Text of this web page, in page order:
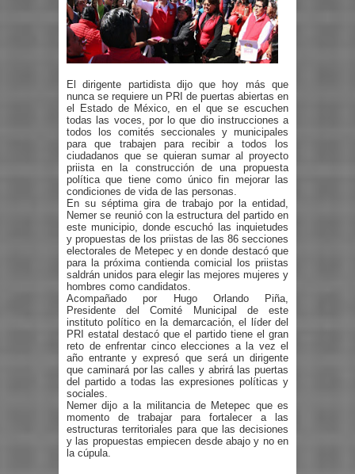
El dirigente partidista dijo que hoy más que
nunca se requiere un PRI de puertas abiertas en
el Estado de México, en el que se escuchen
todas las voces, por lo que dio instrucciones a
todos los comités seccionales y municipales
para que trabajen para recibir a todos los
ciudadanos que se quieran sumar al proyecto
priista en la construcción de una propuesta
política que tiene como único fin mejorar las
condiciones de vida de las personas.
En su séptima gira de trabajo por la entidad,
Nemer se reunió con la estructura del partido en
este municipio, donde escuchó las inquietudes
y propuestas de los priistas de las 86 secciones
electorales de Metepec y en donde destacóque
para la próxima contienda comicial
los priistas
saldrán unidos para elegir las mejores mujeres y
hombres como candidatos.
Acompañado por Hugo Orlando Piña,
Presidente del Comité Municipal de este
instituto político en la demarcación,el líder del
PRI estatal destacó que el partido tiene el gran
reto de enfrentar cinco elecciones a la vez el
año entrante y expresó que será un dirigente
que caminará por las calles y abrirá las puertas
del partido a todas las expresiones políticas y
sociales.
Nemer dijo a la militancia de Metepec que es
momento de trabajar para fortalecer a las
estructurasterritoriales para que las decisiones
y las propuestasempiecen desde abajoy no en
la cúpula.